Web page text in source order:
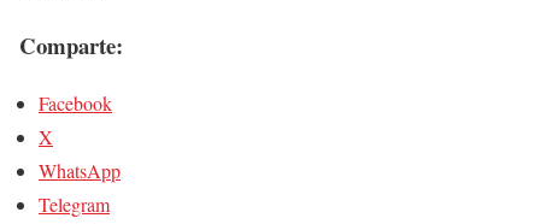
Comparte:
Facebook
X
WhatsApp
Telegram